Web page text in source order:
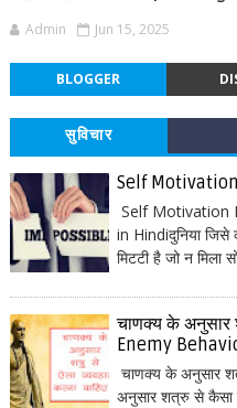
Admin Jun 15, 2025
BLOGGER
सुविचार
Self
Self Motivation
in Hindiदुनिया जिसे
मिटटी है जो न मिला
चाणक्य के अनुसार
Enemy
चाणक्य के अनुसार
अनुसार शत्रु से कैसा